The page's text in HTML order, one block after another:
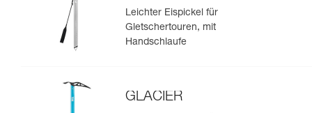
Leichter Eispickel für
Gletschertouren, mit
Handschlaufe
GLACIER